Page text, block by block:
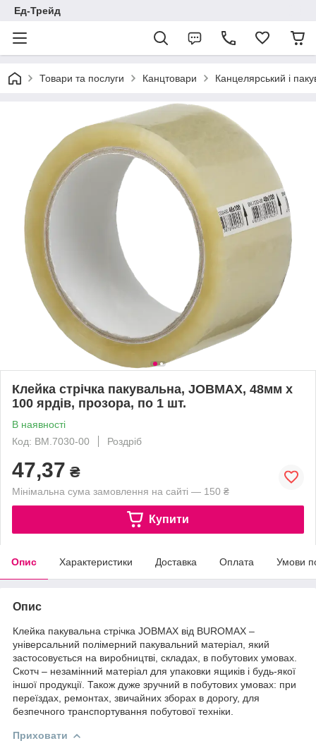
Ед-Трейд
Товари та послуги Канцтовари Канцелярський і
Клейка стрічка пакувальна, JOBMAX, 48мм x
100 ярдів, прозора, по 1 шт.
В наявності
Код: BM.7030-00
Роздріб
47,37 ₴
Мінімальна сума замовлення на сайті — 150 ₴
Купити
Опис Характеристики Доставка Оплата Умови
Опис
Клейка пакувальна стрічка JOBMAX від BUROMAX –
універсальний полімерний пакувальний матеріал, який
застосовується на виробництві, складах, в побутових умовах.
Скотч – незамінний матеріал для упаковки ящиків і будь-якої
іншої продукції. Також дуже зручний в побутових умовах: при
переїздах, ремонтах, звичайних зборах в дорогу, для
безпечного транспортування побутової техніки.
Приховати